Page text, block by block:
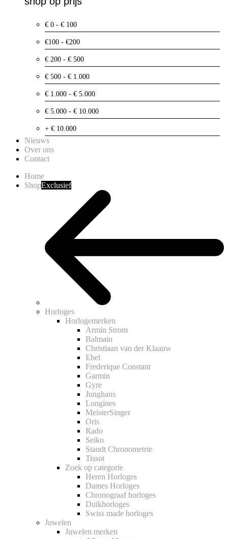
€ 0 - € 100
€100 - €200
€ 200 - € 500
€ 500 - € 1.000
€ 1.000 - € 5.000
€ 5.000 - € 10.000
+ € 10.000
Nieuws
Over ons
Contact
Home
ShopExclusief
Horloges
Horlogemerken
Armin Strom
Balmain
Christiaan van der Klaauw
Ebel
Frederique Constant
Garmin
Gyre
Junghans
Longines
MeisterSinger
Oris
Rado
Seiko
Staudt Chronometrie
Tissot
Zoek op categorie
Heren Horloges
Dames Horloges
Chronograaf horloges
Duikhorloges
Swiss made horloges
Juwelen
Juwelen merken